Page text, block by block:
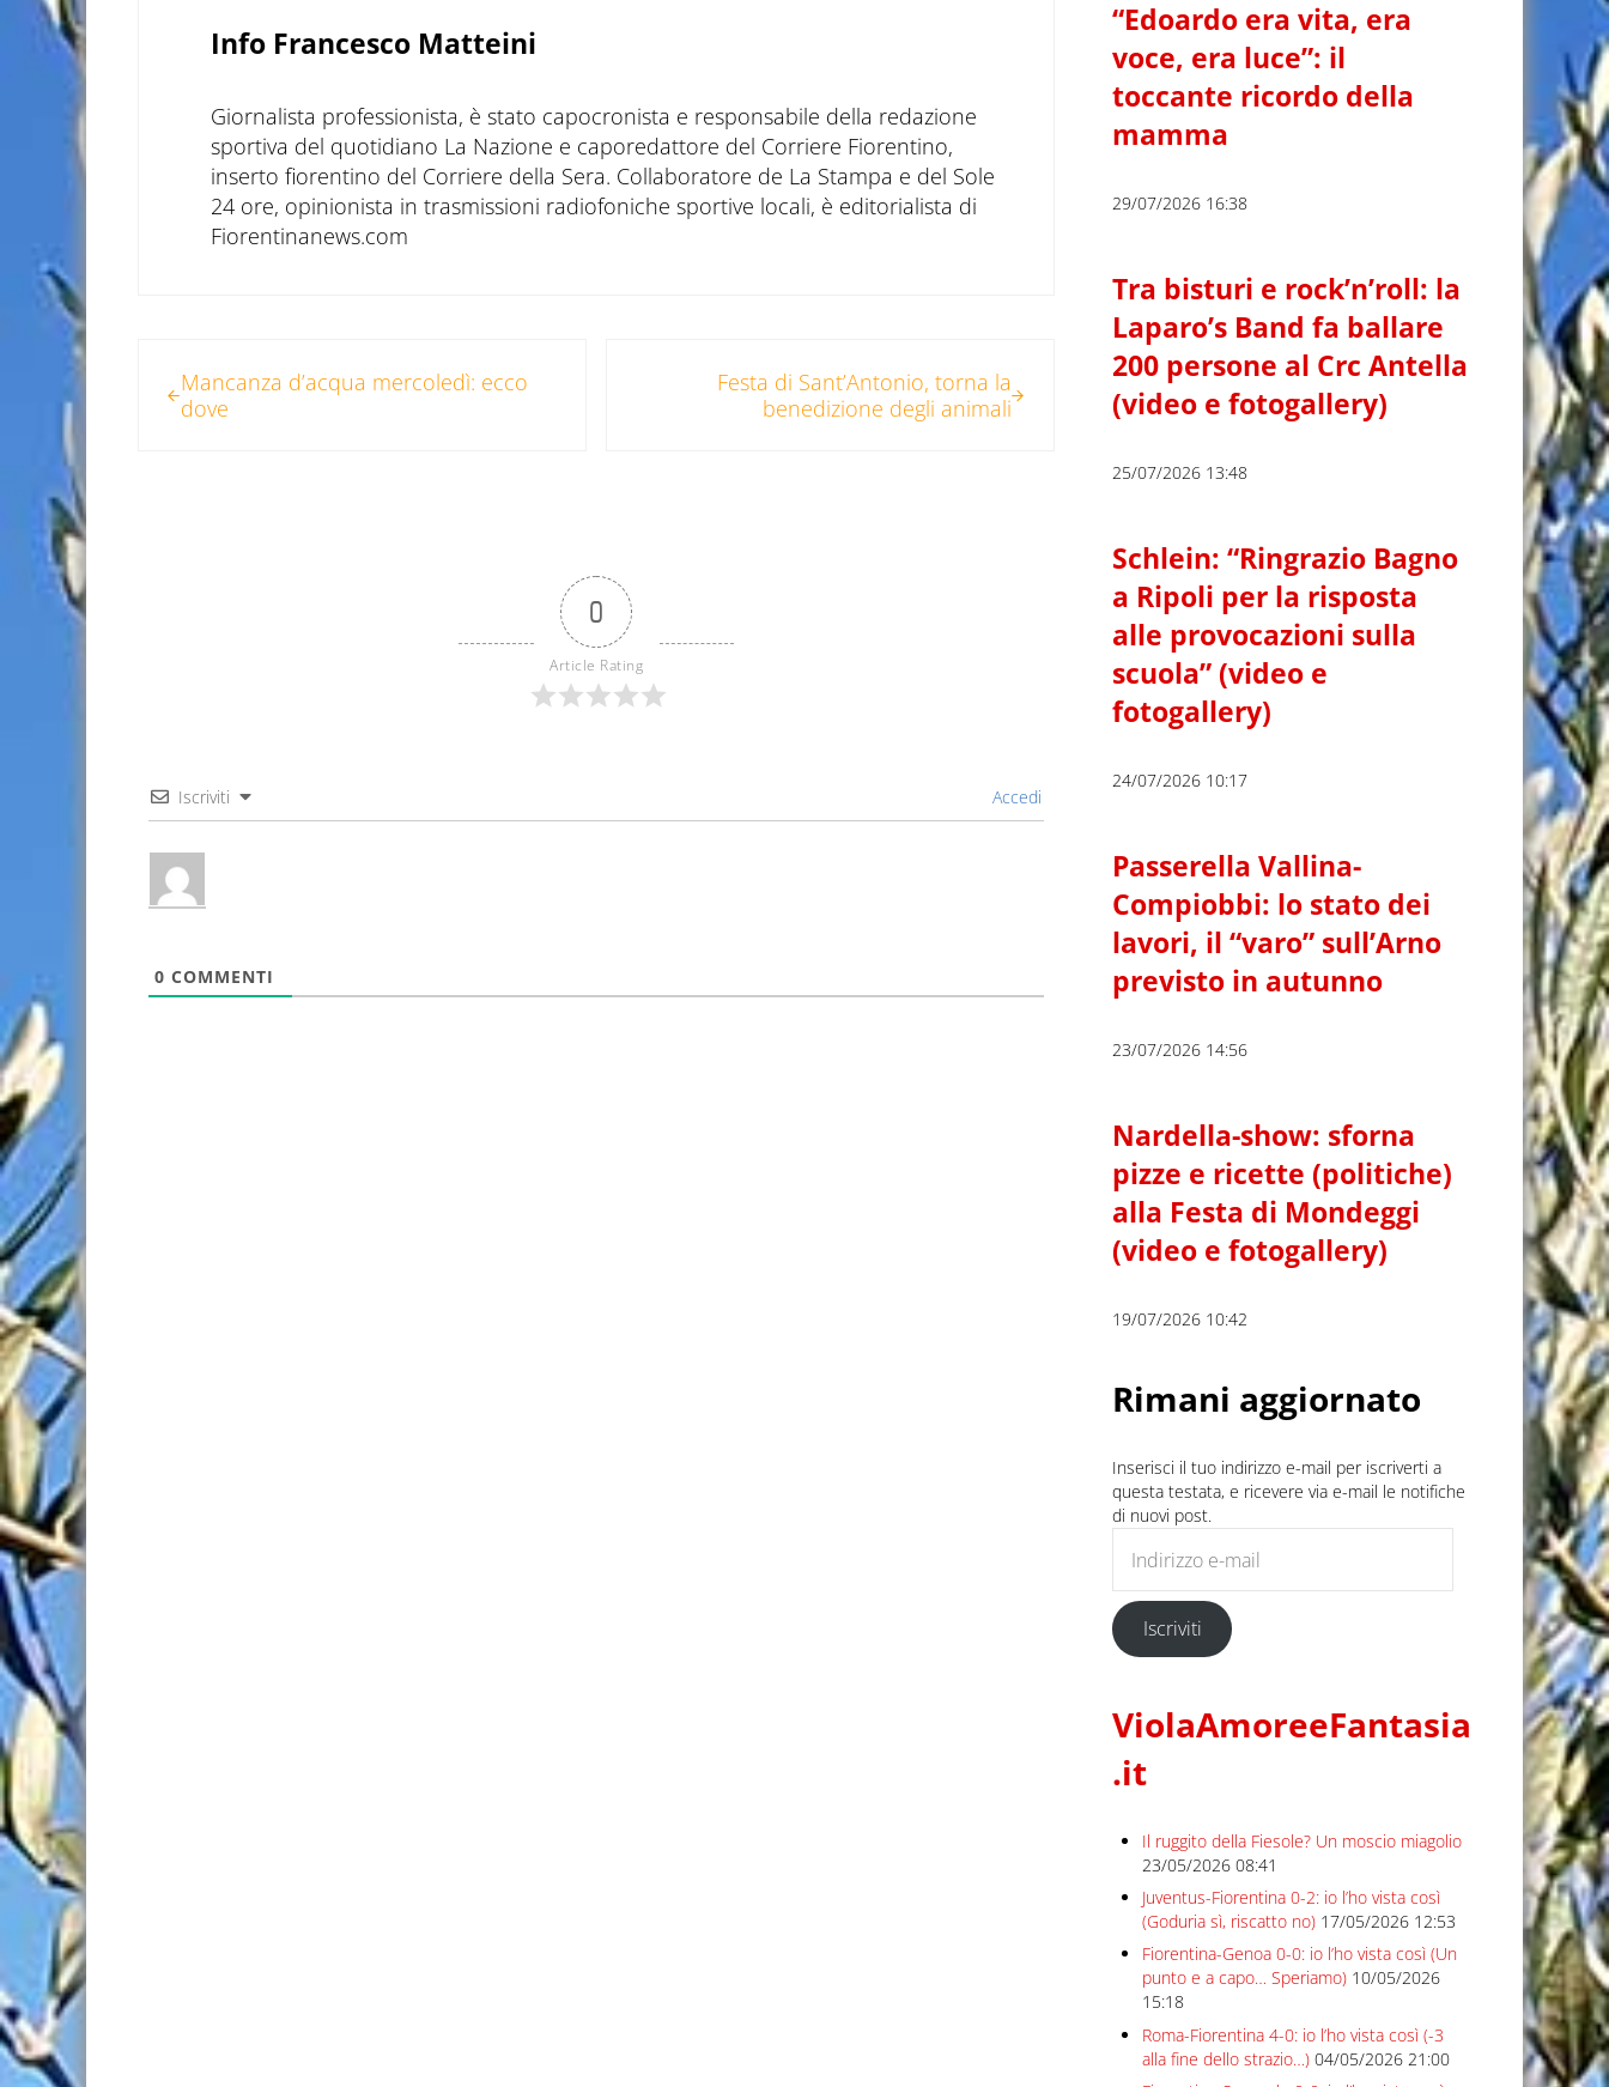
Info Francesco Matteini
Giornalista professionista, è stato capocronista e responsabile della redazione
sportiva del quotidiano La Nazione e caporedattore del Corriere Fiorentino,
inserto fiorentino del Corriere della Sera. Collaboratore de La Stampa e del Sole
24 ore, opinionista in trasmissioni radiofoniche sportive locali, è editorialista di
Fiorentinanews.com
Mancanza d’acqua mercoledì: ecco
dove
Festa di Sant’Antonio, torna la
benedizione degli animali
0
Article Rating
Iscriviti Accedi
0 COMMENTI
“Edoardo era vita, era
voce, era luce”: il
toccante ricordo della
mamma
29/07/2026 16:38
Tra bisturi e rock’n’roll: la
Laparo’s Band fa ballare
200 persone al Crc Antella
(video e fotogallery)
25/07/2026 13:48
Schlein: “Ringrazio Bagno
a Ripoli per la risposta
alle provocazioni sulla
scuola” (video e
fotogallery)
24/07/2026 10:17
Passerella Vallina-
Compiobbi: lo stato dei
lavori, il “varo” sull’Arno
previsto in autunno
23/07/2026 14:56
Nardella-show: sforna
pizze e ricette (politiche)
alla Festa di Mondeggi
(video e fotogallery)
19/07/2026 10:42
Rimani aggiornato
Inserisci il tuo indirizzo e-mail per iscriverti a
questa testata, e ricevere via e-mail le notifiche
di nuovi post.
Iscriviti
ViolaAmoreeFantasia
.it
Il ruggito della Fiesole? Un moscio miagolio
23/05/2026 08:41
Juventus-Fiorentina 0-2: io l’ho vista così
(Goduria sì, riscatto no) 17/05/2026 12:53
Fiorentina-Genoa 0-0: io l’ho vista così (Un
punto e a capo… Speriamo) 10/05/2026
15:18
Roma-Fiorentina 4-0: io l’ho vista così (-3
alla fine dello strazio…) 04/05/2026 21:00